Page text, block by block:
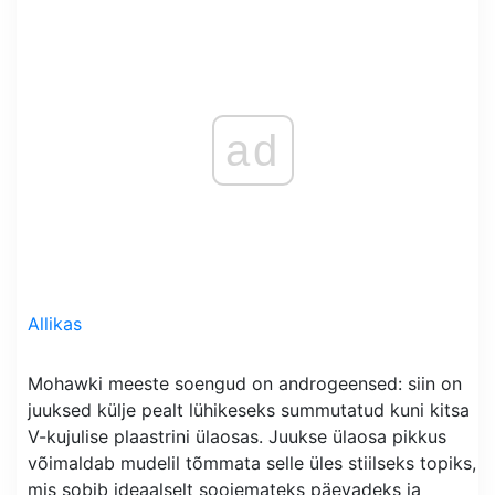
ad
Allikas
Mohawki meeste soengud on androgeensed: siin on
juuksed külje pealt lühikeseks summutatud kuni kitsa
V-kujulise plaastrini ülaosas. Juukse ülaosa pikkus
võimaldab mudelil tõmmata selle üles stiilseks topiks,
mis sobib ideaalselt soojemateks päevadeks ja